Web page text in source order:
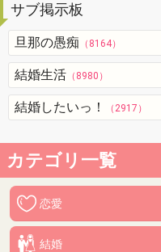
サブ掲示板
旦那の愚痴 （8164）
結婚生活 （8980）
結婚したいっ！ （2917）
カテゴリ一覧
恋愛
結婚